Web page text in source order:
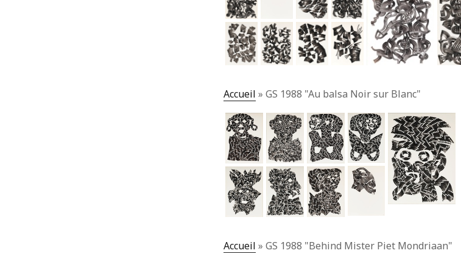
Accueil »GS 1988 "Au balsa Noir sur Blanc"
Accueil »GS 1988 "Behind Mister Piet Mondriaan"